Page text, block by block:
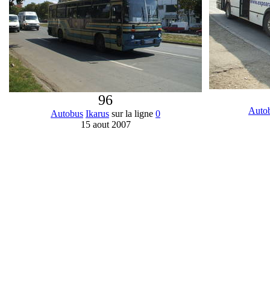
96
Autobus Ikarus sur la ligne 0
15 aout 2007